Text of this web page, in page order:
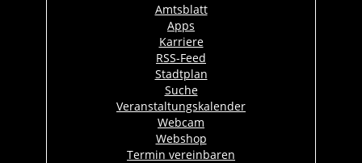
Amtsblatt
Apps
Karriere
RSS-Feed
Stadtplan
Suche
Veranstaltungskalender
Webcam
Webshop
Termin vereinbaren